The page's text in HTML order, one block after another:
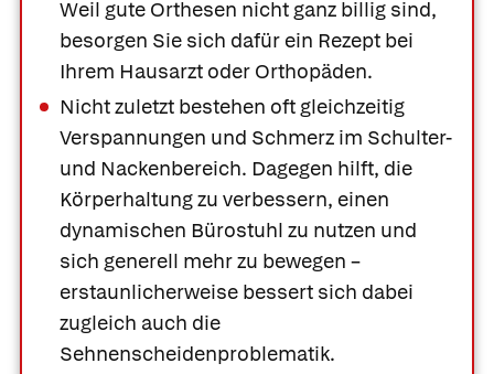
Weil gute Orthesen nicht ganz billig sind,
besorgen Sie sich dafür ein Rezept bei
Ihrem Hausarzt oder Orthopäden.
Nicht zuletzt bestehen oft gleichzeitig
Verspannungen und Schmerz im Schulter-
und Nackenbereich. Dagegen hilft, die
Körperhaltung zu verbessern, einen
dynamischen Bürostuhl zu nutzen und
sich generell mehr zu bewegen –
erstaunlicherweise bessert sich dabei
zugleich auch die
Sehnenscheidenproblematik.